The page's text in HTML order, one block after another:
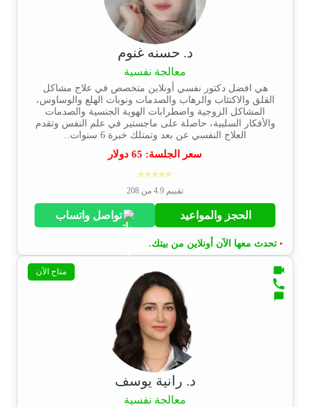
د. حسنه غنوم
معالجة نفسية
هي افضل دكتور نفسي أونلاين متخصص في علاج مشاكل
القلق والاكتئاب والرهاب والصدمات ونوبات الهلع والوساوس،
المشاكل الزوجية واضطرابات الهوية الجنسية والصدمات
والأفكار السلبية، حاصلة على ماجستير في علم النفس وتقدم
العلاج النفسي عن بعد وتمتلك خبرة 6 سنوات..
سعر الجلسة: 65 دولار
⭐⭐⭐⭐⭐
تقييم 4.9 من 208
الحجز والمواعيد تواصل واتساب
• تحدث معها الآن أونلاين من بيتك.
متاح الآن
د. رانية يوسف
معالجة نفسية